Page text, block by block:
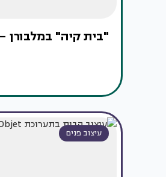
"בית קיה" במלבורן
עיצוב פנים